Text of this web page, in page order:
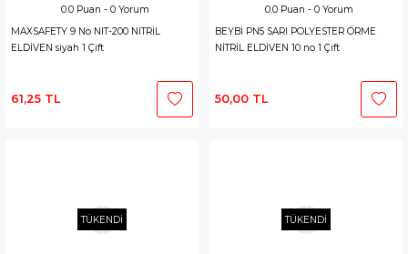
0.0 Puan - 0 Yorum
MAXSAFETY 9 No NIT-200 NİTRİL
ELDİVEN siyah 1 Çift
61,25 TL
0.0 Puan - 0 Yorum
BEYBİ PN5 SARI POLYESTER ÖRME
NİTRİL ELDİVEN 10 no 1 Çift
50,00 TL
TÜKENDİ TÜKENDİ